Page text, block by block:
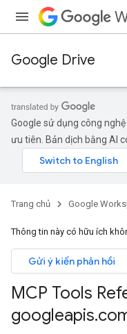
Google Drive
Google sử dụng công
ưu tiên. Bản dịch bằng AI
Trang chủ Google
Thông tin này có hữu ích
Gửi ý kiến phản hồi
MCP Tools
googleapis.